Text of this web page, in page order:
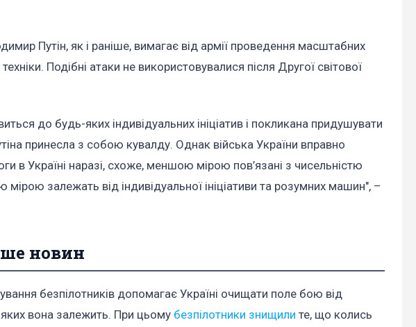
Путін, як і раніше, вимагає від армії проведення масштабних
Подібні атаки не використовувалися після Другої світової
до будь-яких індивідуальних ініціатив і покликана придушувати
принесла з собою кувалду. Однак війська України вправно
в Україні наразі, схоже, меншою мірою пов’язані з чисельністю
мірою залежать від індивідуальної ініціативи та розумних машин", –
новин
безпілотників допомагає Україні очищати поле бою від
яких вона залежить. При цьому безпілотники знищили те, що колись